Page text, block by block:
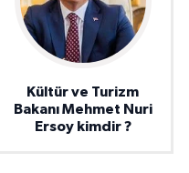
Kültür ve Turizm
Bakanı Mehmet Nuri
Ersoy kimdir ?